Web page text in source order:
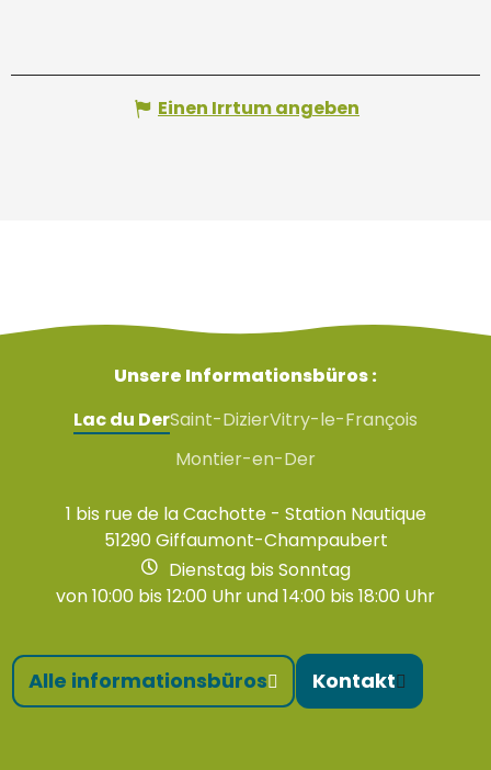
Einen Irrtum angeben
Unsere Informationsbüros :
Lac du DerSaint-DizierVitry-le-François
Montier-en-Der
1 bis rue de la Cachotte - Station Nautique
51290 Giffaumont-Champaubert
Dienstag bis Sonntag
von 10:00 bis 12:00 Uhr und 14:00 bis 18:00 Uhr
Alle informationsbüros Kontakt